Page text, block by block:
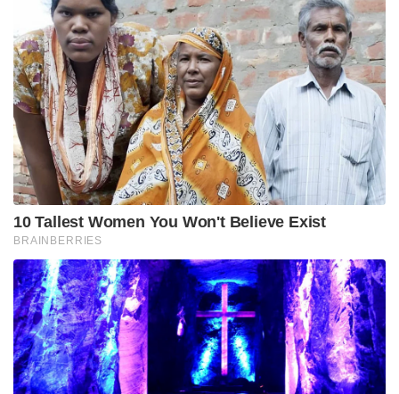
10 Tallest Women You Won't Believe Exist
BRAINBERRIES